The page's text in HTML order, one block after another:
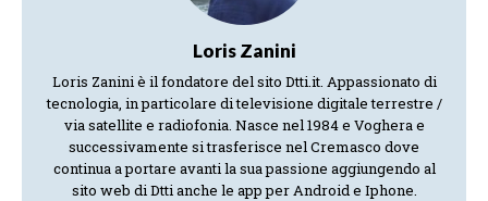
Loris Zanini
Loris Zanini è il fondatore del sito Dtti.it. Appassionato di
tecnologia, in particolare di televisione digitale terrestre /
via satellite e radiofonia. Nasce nel 1984 e Voghera e
successivamente si trasferisce nel Cremasco dove
continua a portare avanti la sua passione aggiungendo al
sito web di Dtti anche le app per Android e Iphone.